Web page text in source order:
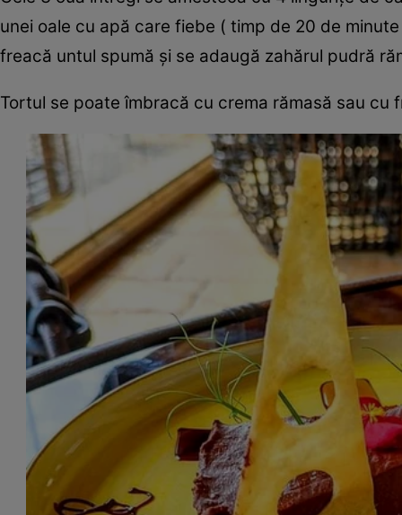
unei oale cu apă care fiebe ( timp de 20 de
freacă untul spumă și se adaugă zahărul pudră
Tortul se poate îmbracă cu crema rămasă sau cu